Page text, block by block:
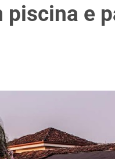
piscina e